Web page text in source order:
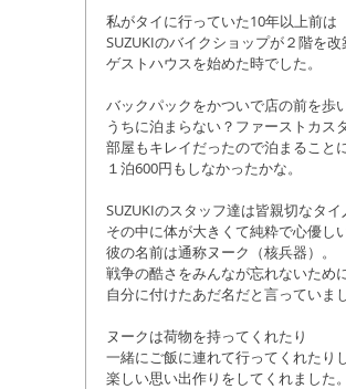
私がタイに行っていた10年以上前は
SUZUKIのバイクショップが２階を
ゲストハウスを始めた時でした。
バックパックをかついで店の前を歩
うちに泊まらない？ファーストカス
部屋もキレイだったので泊まること
１泊600円もしなかったかな。
SUZUKIのスタッフ達は皆親切なタ
その中に体が大きくて純粋で心優し
彼の名前は通称ヌーク（核兵器）。
戦争の酷さをみんなが忘れないため
自分に付けたあだ名だと言っていま
ヌークは荷物を持ってくれたり
一緒にご飯に連れて行ってくれたり
楽しい思い出作りをしてくれました